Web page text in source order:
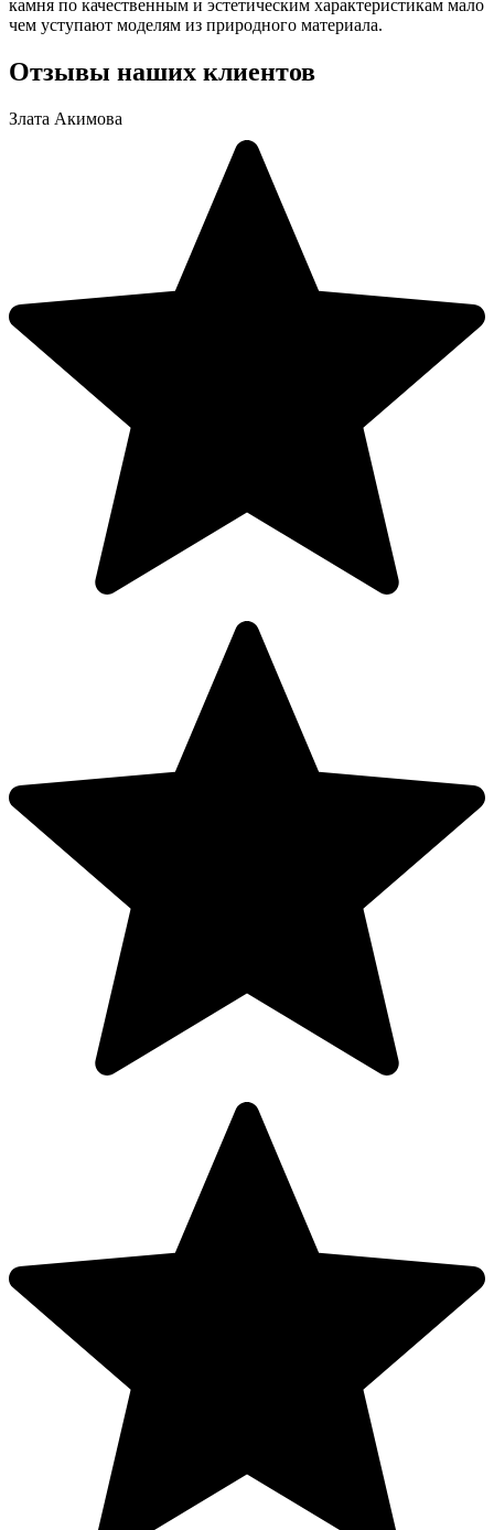
камня по качественным и эстетическим характеристикам мало
чем уступают моделям из природного материала.
Отзывы наших клиентов
Злата Акимова